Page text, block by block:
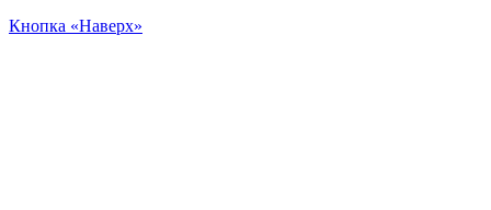
Кнопка «Наверх»